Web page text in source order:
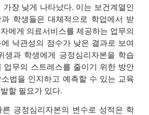
가장 낮게 나타났다. 이는 보건계열인
과 학생들은 대체적으로 학업에서 받
에게 의료서비스를 제공하는 업무의
낙관성의 점수가 낮은 결과로 보여
생과 학생에게 긍정심리자본을 학습
업무의 스트레스를 줄이기 위한 방안
법을 인지하고 예측할 수 있는 교육
할 필요가 있다.
른 긍정심리자본의 변수로 성적은 학